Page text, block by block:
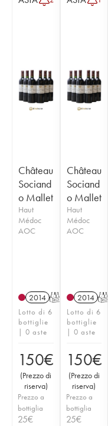
Château
Sociand
o Mallet
Haut
Médoc
AOC
2014 T
Lotto di 6
bottiglie
| 0 aste
150€
(Prezzo di
riserva)
Prezzo a
bottiglia
25€
Château
Sociand
o Mallet
Haut
Médoc
AOC
2014 T
Lotto di 6
bottiglie
| 0 aste
150€
(Prezzo di
riserva)
Prezzo a
bottiglia
25€